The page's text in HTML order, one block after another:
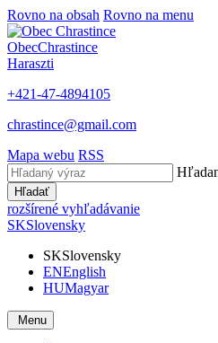
Rovno na obsah Rovno na menu
ObecChrastince
Haraszti
+421-47-4894105
chrastince@gmail.com
Mapa webu RSS
Hľadať
rozšírené vyhľadávanie
SKSlovensky
SKSlovensky
ENEnglish
HUMagyar
Menu